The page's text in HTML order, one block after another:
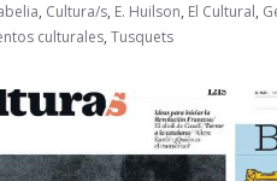
, Cultura/s, E. Huilson, El Cultural,
culturales, Tusquets